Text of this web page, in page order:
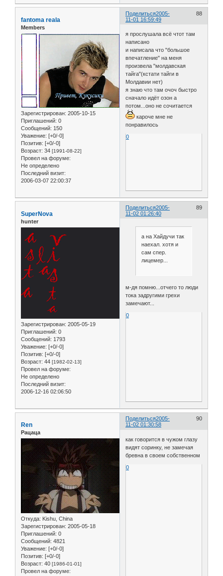
Поделиться 88
2005-
11-01 16:59:49
fantoma reala
Members
Зарегистрирован: 2005-10-15
Приглашений: 0
Сообщений: 150
Уважение: [+0/-0]
Позитив: [+0/-0]
Возраст: 34 [1991-08-22]
Провел на форуме:
Не определено
Последний визит:
2006-03-07 22:00:37
я прослушала всё чтот там
написано
и написала что "большое
впечатление" на меня
произвела "молдавская
тайга"(кстати тайги в
Молдавии нет)
я знаю что там очоч быстро
сначало идёт озон а
потом...оно не сочитается
кароче мне не
понравилось
0
Поделиться 89
2005-
11-02 01:26:40
SuperNova
hunter
Зарегистрирован: 2005-05-19
Приглашений: 0
Сообщений: 1793
Уважение: [+0/-0]
Позитив: [+0/-0]
Возраст: 44 [1982-02-13]
Провел на форуме:
Не определено
Последний визит:
2006-12-16 02:06:50
а на Хайдучи так
наехал. хотя и
сам спер.
лицемер...
м-дя помню...отчего то люди
тока задругими грехи
замечают...
0
Поделиться 90
2005-
11-02 01:30:58
Ren
Рацаца
Откуда: Kishu, China
Зарегистрирован: 2005-05-18
Приглашений: 0
Сообщений: 4821
Уважение: [+0/-0]
Позитив: [+0/-0]
Возраст: 40 [1986-01-01]
Провел на форуме:
как говорится в чужом глазу
видят соринку, не замечая
бревна в своем собственном
0